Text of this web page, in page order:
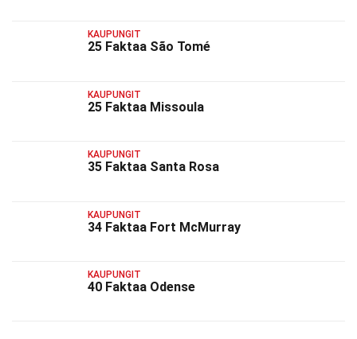
KAUPUNGIT
25 Faktaa São Tomé
KAUPUNGIT
25 Faktaa Missoula
KAUPUNGIT
35 Faktaa Santa Rosa
KAUPUNGIT
34 Faktaa Fort McMurray
KAUPUNGIT
40 Faktaa Odense